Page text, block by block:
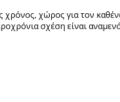
χρόνος, χώρος για τον
σχέση είναι